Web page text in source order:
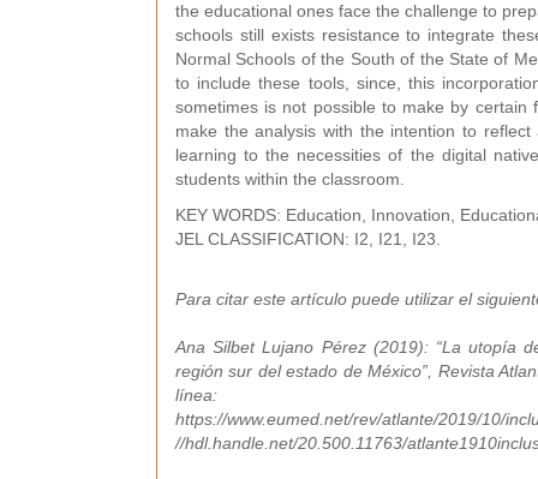
the educational ones face the challenge to
schools still exists resistance to integrate
Normal Schools of the South of the State of
to include these tools, since, this
sometimes is not possible to make by
make the analysis with the intention to
learning to the necessities of the digital
students within the classroom.
KEY WORDS: Education, Innovation,
JEL CLASSIFICATION: I2, I21, I23.
Para citar este artículo puede utilizar el
Ana Silbet Lujano Pérez (2019): “La utopía
región sur del estado de México”, Revista
línea:
https://www.eumed.net/rev/atlante/2019/10/
//hdl.handle.net/20.500.11763/